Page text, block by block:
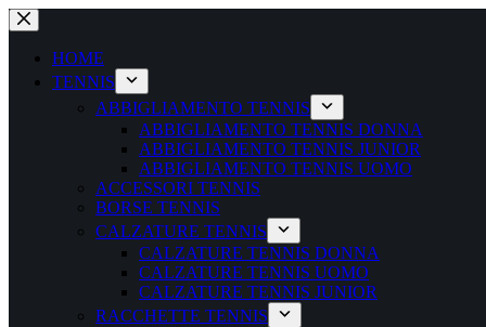
Salta
al
contenutoHOME
TENNIS
ABBIGLIAMENTO TENNIS
ABBIGLIAMENTO TENNIS DONNA
ABBIGLIAMENTO TENNIS JUNIOR
ABBIGLIAMENTO TENNIS UOMO
ACCESSORI TENNIS
BORSE TENNIS
CALZATURE TENNIS
CALZATURE TENNIS DONNA
CALZATURE TENNIS UOMO
CALZATURE TENNIS JUNIOR
RACCHETTE TENNIS